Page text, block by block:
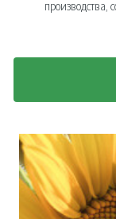
производства,